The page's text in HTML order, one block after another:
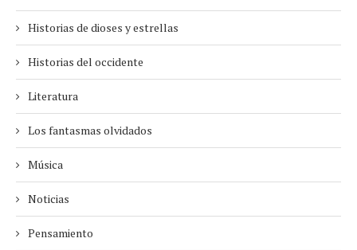
Historias de dioses y estrellas
Historias del occidente
Literatura
Los fantasmas olvidados
Música
Noticias
Pensamiento